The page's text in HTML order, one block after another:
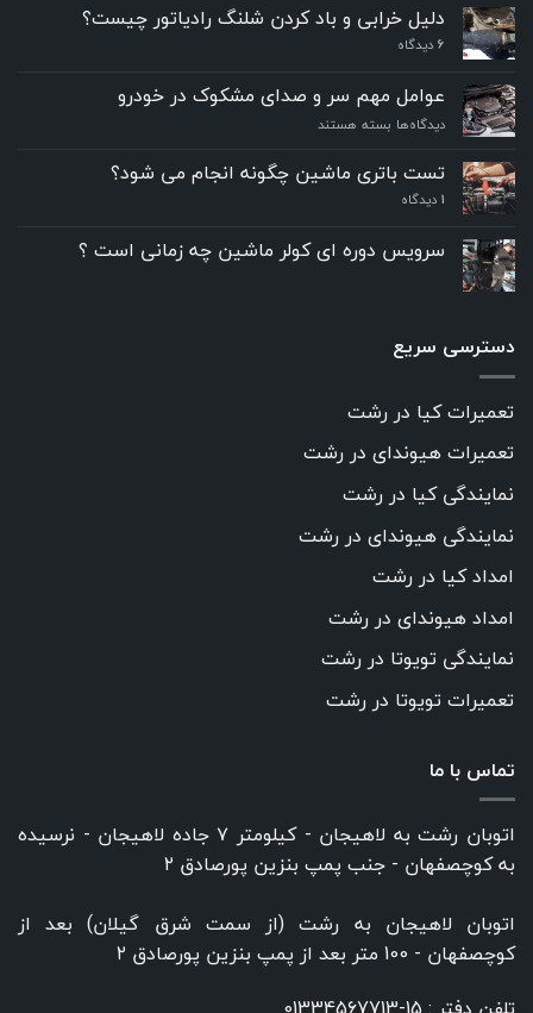
دلیل خرابی و باد کردن شلنگ رادیاتور چیست؟
6 دیدگاه
عوامل مهم سر و صدای مشکوک در خودرو
دیدگاه‌ها برای
مهم
سر
مشکوک
در
بسته هستند
تست باتری ماشین چگونه انجام می شود؟
۱ دیدگاه
سرویس دوره ای کولر ماشین چه زمانی است ؟
دسترسی سریع
تعمیرات کیا در رشت
تعمیرات هیوندای در رشت
نمایندگی کیا در رشت
نمایندگی هیوندای در رشت
امداد کیا در رشت
امداد هیوندای در رشت
نمایندگی تویوتا در رشت
تعمیرات تویوتا در رشت
تماس با ما
اتوبان رشت به لاهیجان - کیلومتر ۷ جاده لاهیجان - نرسیده
به کوچصفهان - جنب پمپ بنزین پورصادق ۲
اتوبان لاهیجان به رشت (از سمت شرق گیلان) بعد از
کوچصفهان - 100 متر بعد از پمپ بنزین پورصادق ۲